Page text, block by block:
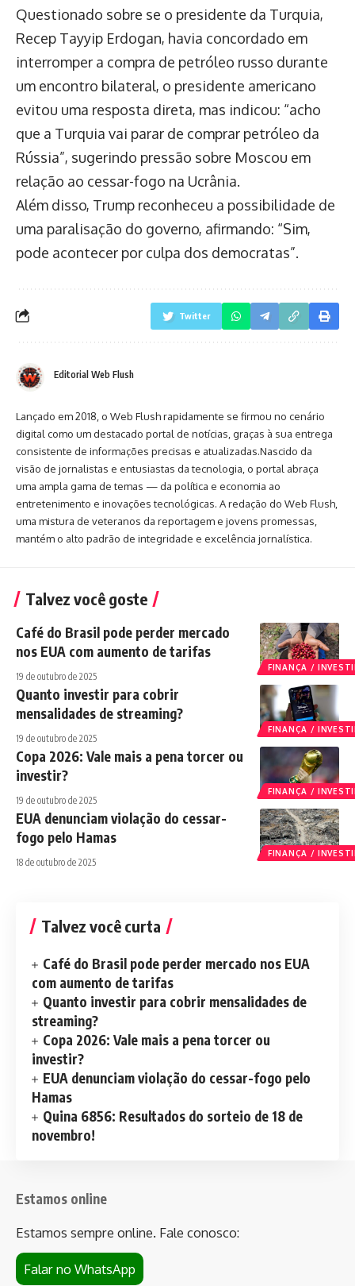
Questionado sobre se o presidente da Turquia,
Recep Tayyip Erdogan, havia concordado em
interromper a compra de petróleo russo durante
um encontro bilateral, o presidente americano
evitou uma resposta direta, mas indicou: “acho
que a Turquia vai parar de comprar petróleo da
Rússia”, sugerindo pressão sobre Moscou em
relação ao cessar-fogo na Ucrânia.
Além disso, Trump reconheceu a possibilidade de
uma paralisação do governo, afirmando: “Sim,
pode acontecer por culpa dos democratas”.
Twitter
Editorial Web Flush
Lançado em 2018, o Web Flush rapidamente se firmou no cenário
digital como um destacado portal de notícias, graças à sua entrega
consistente de informações precisas e atualizadas.Nascido da
visão de jornalistas e entusiastas da tecnologia, o portal abraça
uma ampla gama de temas — da política e economia ao
entretenimento e inovações tecnológicas. A redação do Web Flush,
uma mistura de veteranos da reportagem e jovens promessas,
mantém o alto padrão de integridade e excelência jornalística.
Talvez você goste
FINANÇA /
Café do Brasil pode perder mercado
nos EUA com aumento de tarifas
19 de outubro de 2025
FINANÇA /
Quanto investir para cobrir
mensalidades de streaming?
19 de outubro de 2025
FINANÇA /
Copa 2026: Vale mais a pena torcer ou
investir?
19 de outubro de 2025
FINANÇA /
EUA denunciam violação do cessar-
fogo pelo Hamas
18 de outubro de 2025
Talvez você curta
Café do Brasil pode perder mercado nos EUA
com aumento de tarifas
Quanto investir para cobrir mensalidades de
streaming?
Copa 2026: Vale mais a pena torcer ou
investir?
EUA denunciam violação do cessar-fogo pelo
Hamas
Quina 6856: Resultados do sorteio de 18 de
novembro!
Estamos online
Estamos sempre online. Fale conosco:
Falar no WhatsApp